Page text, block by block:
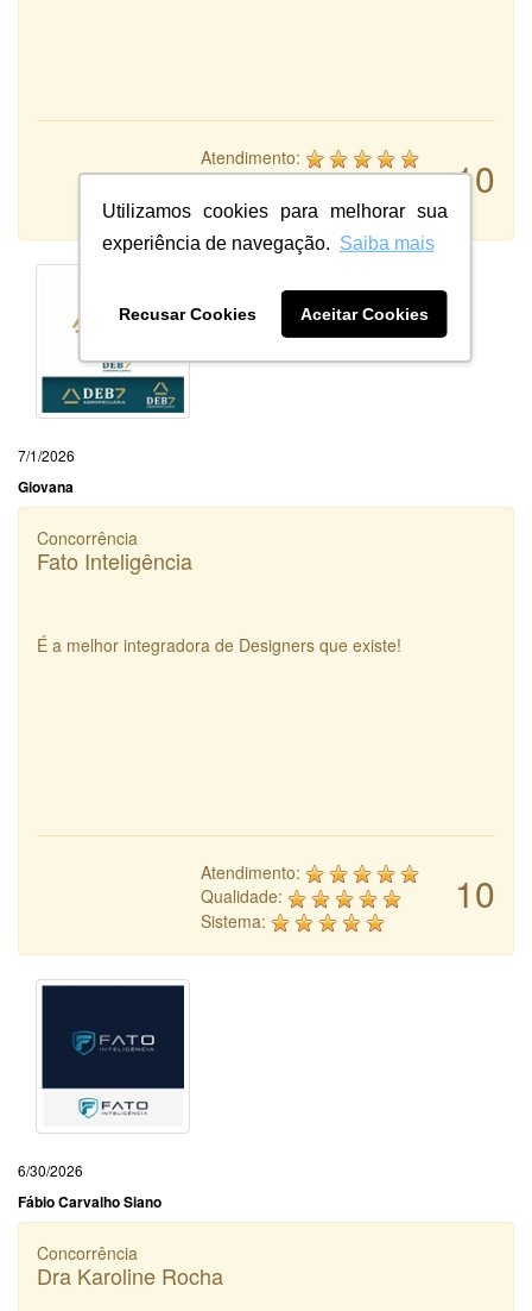
Utilizamos cookies para melhorar sua
experiência de navegação. Saiba mais
Recusar Cookies Aceitar Cookies
10
Atendimento:
Qualidade:
Sistema:
7/1/2026
Giovana
Concorrência
Fato Inteligência
É a melhor integradora de Designers que existe!
10
Atendimento:
Qualidade:
Sistema:
6/30/2026
Fábio Carvalho Siano
Concorrência
Dra Karoline Rocha